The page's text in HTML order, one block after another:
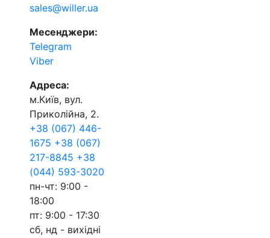
sales@willer.ua
Месенджери:
Telegram
Viber
Адреса:
м.Київ, вул.
Приколійна, 2.
+38 (067) 446-
1675 +38 (067)
217-8845 +38
(044) 593-3020
пн-чт: 9:00 -
18:00
пт: 9:00 - 17:30
сб, нд - вихідні